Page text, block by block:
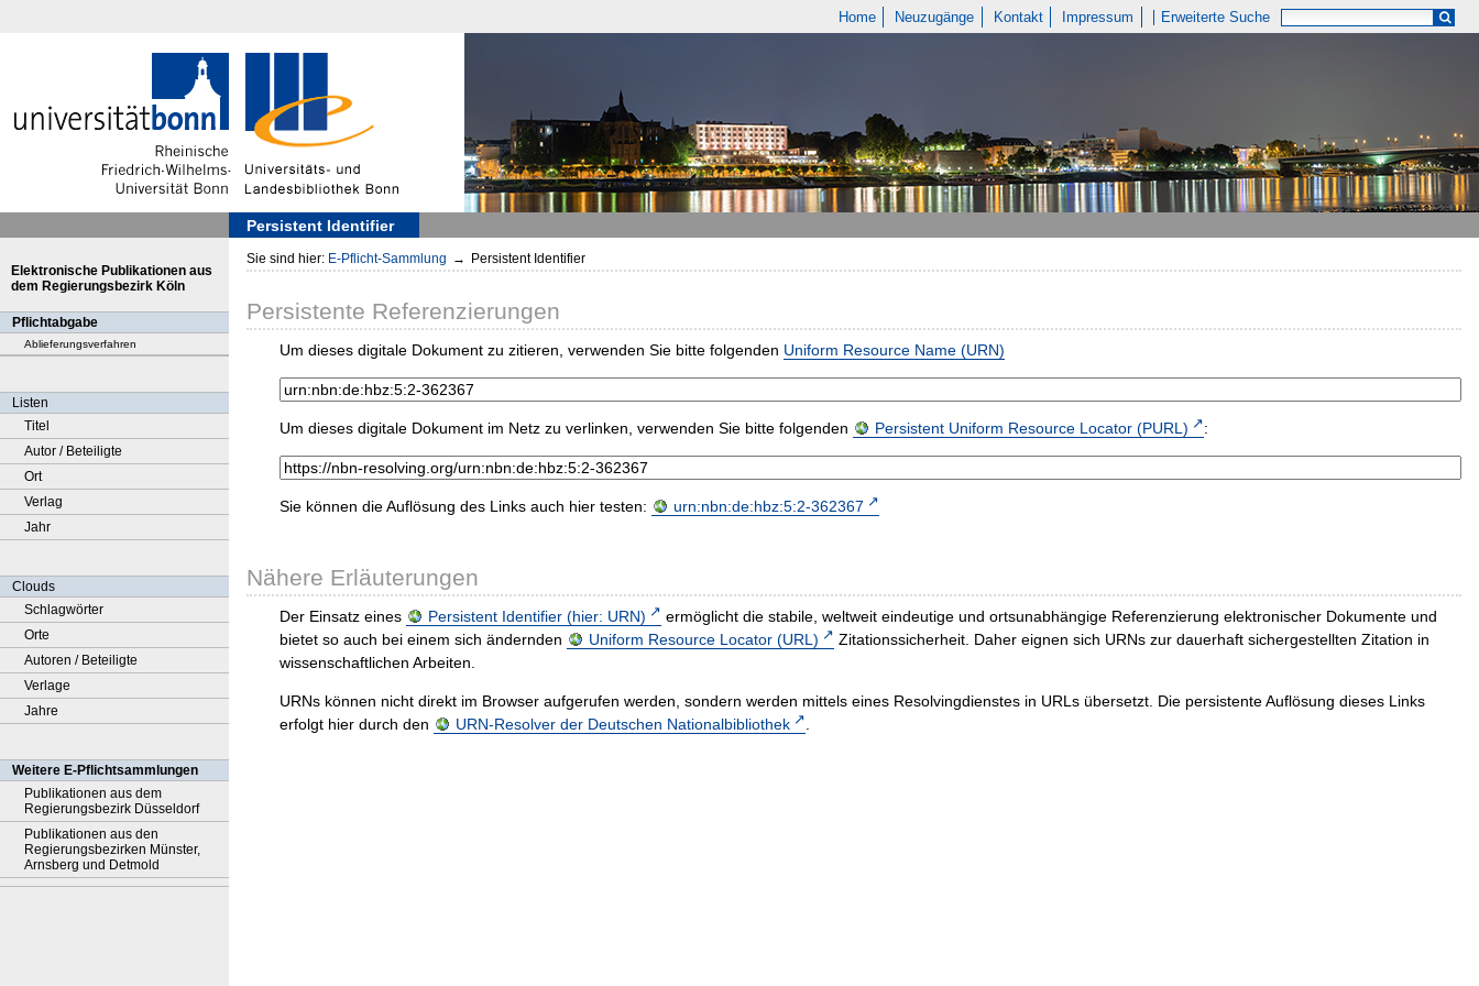
Home Neuzugänge Kontakt Impressum Erweiterte Suche
Persistent Identifier
Elektronische Publikationen aus
dem Regierungsbezirk Köln
Pflichtabgabe
Ablieferungsverfahren
Listen
Titel
Autor / Beteiligte
Ort
Verlag
Jahr
Clouds
Schlagwörter
Orte
Autoren / Beteiligte
Verlage
Jahre
Weitere E-Pflichtsammlungen
Publikationen aus dem
Regierungsbezirk Düsseldorf
Publikationen aus den
Regierungsbezirken Münster,
Arnsberg und Detmold
Sie sind hier: E-Pflicht-Sammlung → Persistent Identifier
Persistente Referenzierungen
Um dieses digitale Dokument zu zitieren, verwenden Sie bitte folgenden Uniform Resource Name (URN)
Um dieses digitale Dokument im Netz zu verlinken, verwenden Sie bitte folgenden Persistent Uniform Resource Locator (PURL) :
Sie können die Auflösung des Links auch hier testen: urn:nbn:de:hbz:5:2-362367
Nähere Erläuterungen
Der Einsatz eines Persistent Identifier (hier: URN)
ermöglicht die stabile, weltweit eindeutige und ortsunabhängige Referenzierung elektronischer Dokumente und
bietet so auch bei einem sich ändernden
Uniform Resource Locator (URL)
Zitationssicherheit. Daher eignen sich URNs zur dauerhaft sichergestellten Zitation in
wissenschaftlichen Arbeiten.
URNs können nicht direkt im Browser aufgerufen werden, sondern werden mittels eines Resolvingdienstes in URLs übersetzt. Die persistente Auflösung dieses Links
erfolgt hier durch den
URN-Resolver der Deutschen Nationalbibliothek .